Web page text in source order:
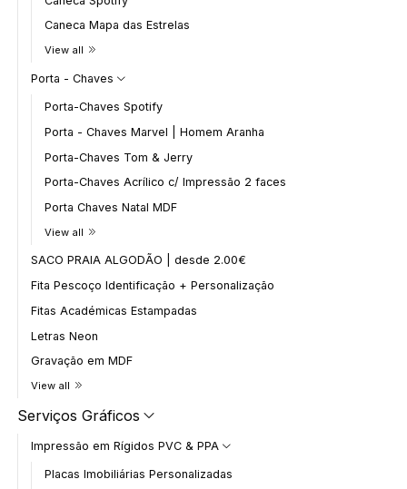
Caneca Mapa das Estrelas
View all
Porta - Chaves
Porta-Chaves Spotify
Porta - Chaves Marvel | Homem Aranha
Porta-Chaves Tom & Jerry
Porta-Chaves Acrílico c/ Impressão 2 faces
Porta Chaves Natal MDF
View all
SACO PRAIA ALGODÃO | desde 2.00€
Fita Pescoço Identificação + Personalização
Fitas Académicas Estampadas
Letras Neon
Gravação em MDF
View all
Serviços Gráficos
Impressão em Rígidos PVC & PPA
Placas Imobiliárias Personalizadas